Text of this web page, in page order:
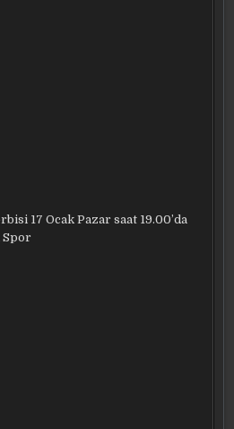
17 Ocak Pazar saat 19.00’da
Spor